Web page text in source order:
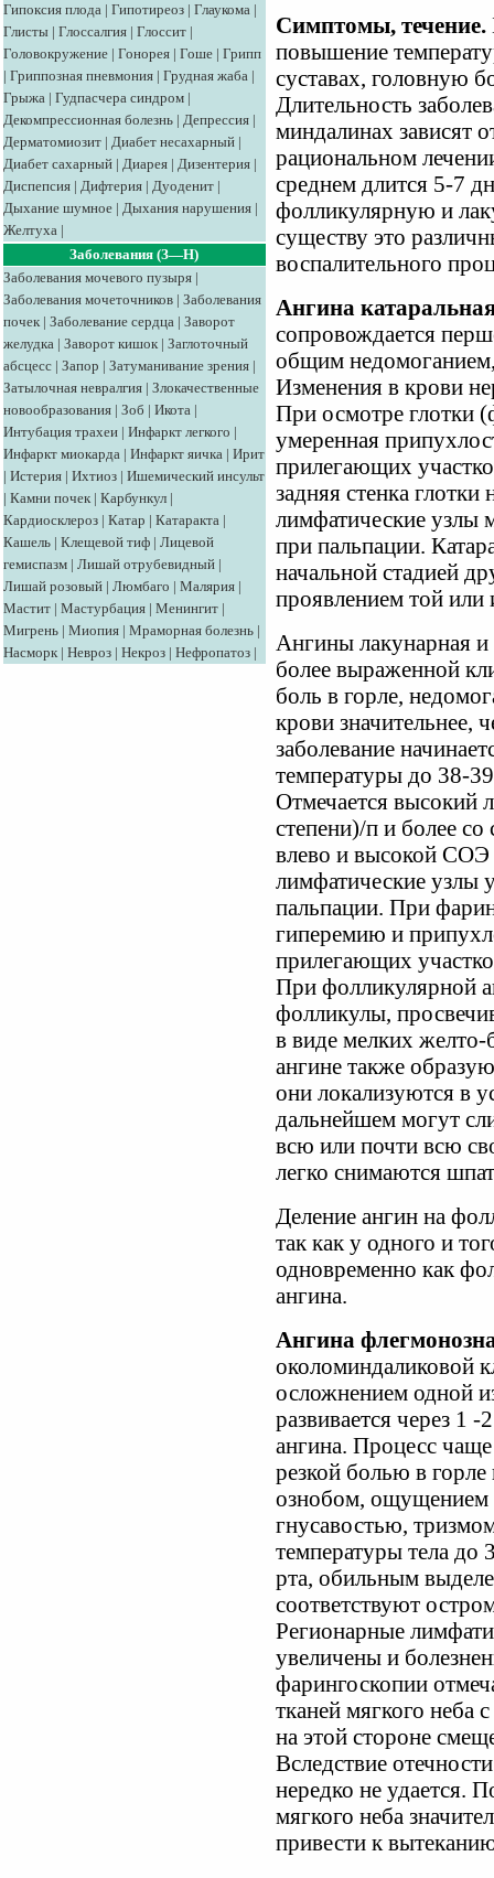
Гипоксия плода | Гипотиреоз | Глаукома |
Глисты | Глоссалгия | Глоссит |
Головокружение | Гонорея | Гоше | Грипп
| Гриппозная пневмония | Грудная жаба |
Грыжа | Гудпасчера синдром |
Декомпрессионная болезнь | Депрессия |
Дерматомиозит | Диабет несахарный |
Диабет сахарный | Диарея | Дизентерия |
Диспепсия | Дифтерия | Дуоденит |
Дыхание шумное | Дыхания нарушения |
Желтуха |
Заболевания (З—Н)
Заболевания мочевого пузыря |
Заболевания мочеточников | Заболевания
почек | Заболевание сердца | Заворот
желудка | Заворот кишок | Заглоточный
абсцесс | Запор | Затуманивание зрения |
Затылочная невралгия | Злокачественные
новообразования | Зоб | Икота |
Интубация трахеи | Инфаркт легкого |
Инфаркт миокарда | Инфаркт яичка | Ирит
| Истерия | Ихтиоз | Ишемический инсульт
| Камни почек | Карбункул |
Кардиосклероз | Катар | Катаракта |
Кашель | Клещевой тиф | Лицевой
гемиспазм | Лишай отрубевидный |
Лишай розовый | Люмбаго | Малярия |
Мастит | Мастурбация | Менингит |
Мигрень | Миопия | Мраморная болезнь |
Насморк | Невроз | Некроз | Нефропатоз |
Симптомы, течение.
повышение
суставах, головную
Длительность
миндалинах зависят
рациональном
среднем длится 5-7
фолликулярную и
существу это
воспалительного
Ангина
сопровождается
общим
Изменения в крови
При осмотре глотки
умеренная
прилегающих
задняя стенка
лимфатические узлы
при пальпации.
начальной стадией
проявлением той
Ангины лакунарная и
более выраженной
боль в горле,
крови значительнее,
заболевание
температуры до 38-
Отмечается высокий
степени)/п и более
влево и высокой
лимфатические узлы
пальпации. При
гиперемию и
прилегающих
При фолликулярной
фолликулы,
в виде мелких
ангине также
они локализуются в
дальнейшем могут
всю или почти всю
легко снимаются
Деление ангин на
так как у одного и
одновременно как
ангина.
Ангина
околоминдаликовой
осложнением одной
развивается через 1 -
ангина. Процесс
резкой болью в
ознобом, ощущением
гнусавостью,
температуры тела до
рта, обильным
соответствуют
Регионарные
увеличены и
фарингоскопии
тканей мягкого неба
на этой стороне
Вследствие
нередко не удается.
мягкого неба
привести к